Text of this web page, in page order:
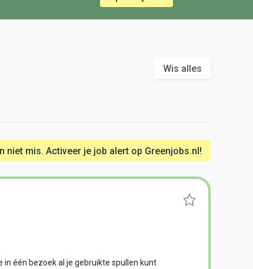
Wis alles
niet mis. Activeer je job alert op Greenjobs.nl!
in één bezoek al je gebruikte spullen kunt